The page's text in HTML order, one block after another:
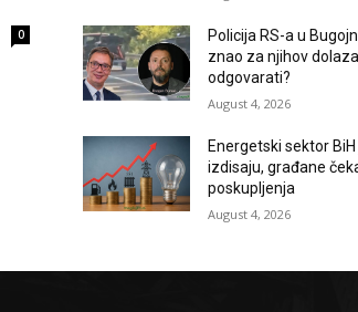
0
Policija RS-a u
znao za njihov
odgovarati?
August 4, 2026
Energetski sektor BiH
izdisaju, građane
poskupljenja
August 4, 2026